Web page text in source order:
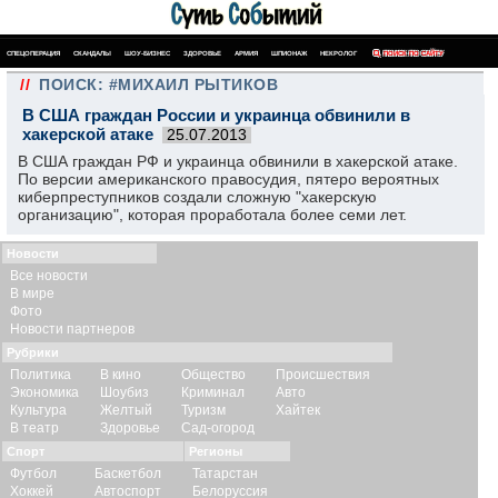
СПЕЦОПЕРАЦИЯ СКАНДАЛЫ ШОУ-БИЗНЕС ЗДОРОВЬЕ АРМИЯ ШПИОНАЖ НЕКРОЛОГ ПОИСК ПО САЙТУ
// ПОИСК: #МИХАИЛ РЫТИКОВ
В США граждан России и украинца обвинили в
хакерской атаке
25.07.2013
В США граждан РФ и украинца обвинили в хакерской атаке.
По версии американского правосудия, пятеро вероятных
киберпреступников создали сложную "хакерскую
организацию", которая проработала более семи лет.
Новости
Все новости
В мире
Фото
Новости партнеров
Рубрики
Политика
Экономика
Культура
В театр
В кино
Шоубиз
Желтый
Здоровье
Общество
Криминал
Туризм
Сад-огород
Происшествия
Авто
Хайтек
Спорт
Футбол
Хоккей
Баскетбол
Автоспорт
Регионы
Татарстан
Белоруссия